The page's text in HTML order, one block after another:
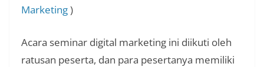
Marketing)
Acara seminar digital marketing ini diikuti oleh
ratusan peserta, dan para pesertanya memiliki